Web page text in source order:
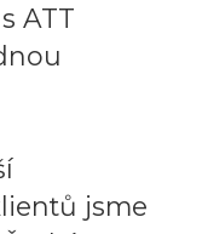
ATT
jsme